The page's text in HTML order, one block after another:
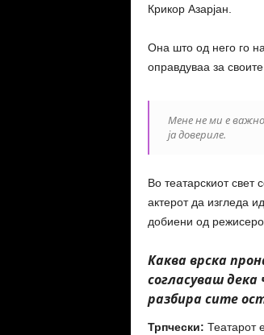
Крикор Азарјан.
Она што од него го
оправдуваа за
Мене не ми е важно
ја довериле.
Во театарскиот свет
актерот да изгледа
добиени од
Каква врска
согласуваш
разбира сите
Трпчески: Театарот